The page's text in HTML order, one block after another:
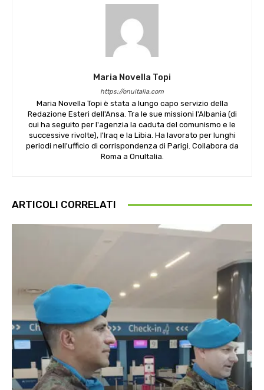
Maria Novella Topi
https://onuitalia.com
Maria Novella Topi è stata a lungo capo servizio della
Redazione Esteri dell'Ansa. Tra le sue missioni l'Albania (di
cui ha seguito per l'agenzia la caduta del comunismo e le
successive rivolte), l'Iraq e la Libia. Ha lavorato per lunghi
periodi nell'ufficio di corrispondenza di Parigi. Collabora da
Roma a OnuItalia.
ARTICOLI CORRELATI